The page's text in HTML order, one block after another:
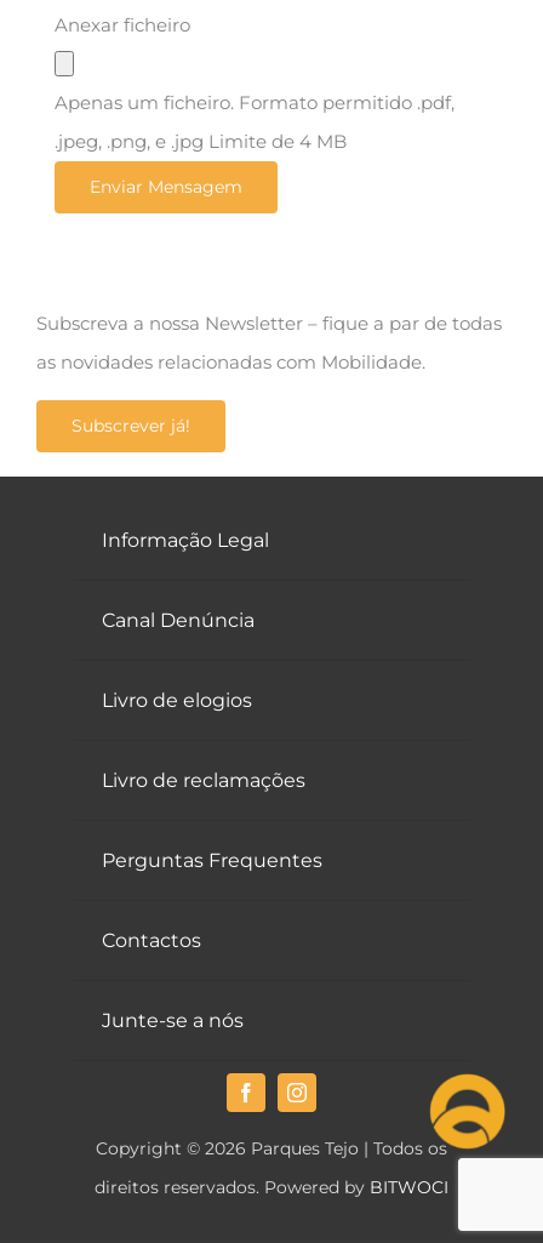
Anexar ficheiro
Apenas um ficheiro. Formato permitido .pdf,
.jpeg, .png, e .jpg Limite de 4 MB
Subscreva a nossa Newsletter – fique a par de todas
as novidades relacionadas com Mobilidade.
Subscrever já!
Informação Legal
Canal Denúncia
Livro de elogios
Livro de reclamações
Perguntas Frequentes
Contactos
Junte-se a nós
Copyright © 2026 Parques Tejo | Todos os
direitos reservados. Powered by BITWOCI